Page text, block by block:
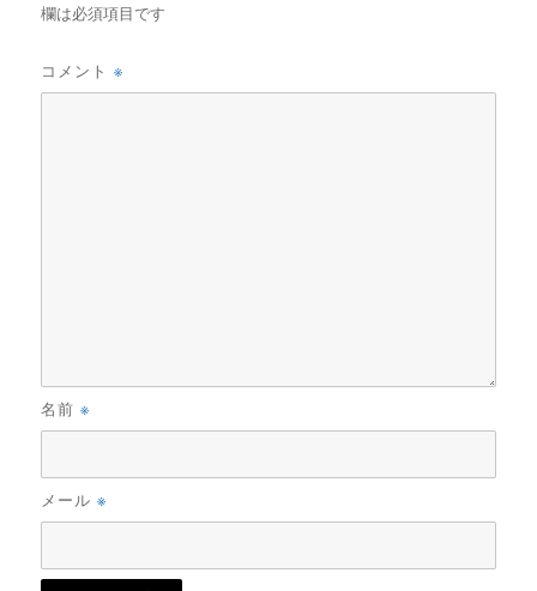
欄は必須項目です
コメント※
名前※
メール※